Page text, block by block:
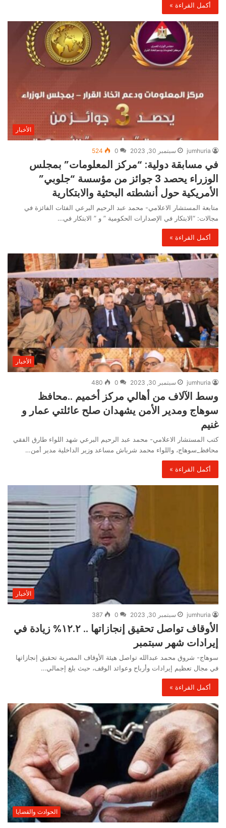
أكمل القراءة »
الأخبار
jumhuria سبتمبر 30, 2023 0
524
في مسابقة دولية: “مركز المعلومات” بمجلس
الوزراء يحصد 3 جوائز من مؤسسة “جلوبي”
الأمريكية حول أنشطته البحثية والابتكارية
متابعة المستشار الاعلامي- محمد عبد الرحيم البرعي الفئات الفائزة في
مجالات: “الابتكار في الإصدارات الحكومية ” و ” الابتكار في…
أكمل القراءة »
الأخبار
jumhuria سبتمبر 30, 2023 0
480
وسط الآلاف من أهالي مركز أخميم ..محافظ
سوهاج ومدير الأمن يشهدان صلح عائلتي عمار و
غنيم
كتب المستشار الاعلامي- محمد عبد الرحيم البرعي شهد اللواء طارق الفقي
محافظ_سوهاج، واللواء محمد شرباش مساعد وزير الداخلية مدير أمن…
أكمل القراءة »
الأخبار
jumhuria سبتمبر 30, 2023 0
387
الأوقاف تواصل تحقيق إنجازاتها .. ١٢.٢% زيادة في
إيرادات شهر سبتمبر
سوهاج- شروق محمد عبدالله تواصل هيئة الأوقاف المصرية تحقيق إنجازاتها
في مجال تعظيم إيرادات وأرباح وعوائد الوقف، حيث بلغ إجمالي…
أكمل القراءة »
الحوادث والقضايا